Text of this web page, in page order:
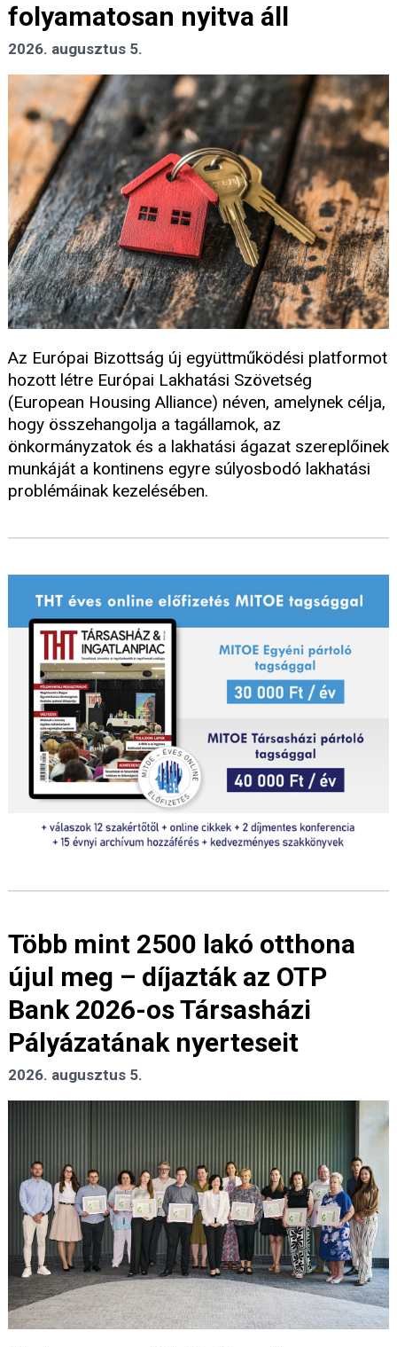
folyamatosan nyitva áll
2026. augusztus 5.
Az Európai Bizottság új együttműködési platformot
hozott létre Európai Lakhatási Szövetség
(European Housing Alliance) néven, amelynek célja,
hogy összehangolja a tagállamok, az
önkormányzatok és a lakhatási ágazat szereplőinek
munkáját a kontinens egyre súlyosbodó lakhatási
problémáinak kezelésében.
Több mint 2500 lakó otthona
újul meg – díjazták az OTP
Bank 2026-os Társasházi
Pályázatának nyerteseit
2026. augusztus 5.